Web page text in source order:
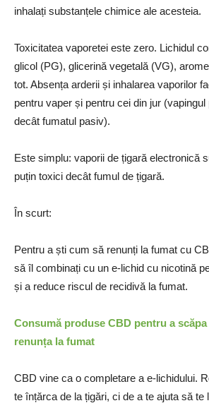
inhalați substanțele chimice ale acesteia.
Toxicitatea vaporetei este zero. Lichidul
glicol (PG), glicerină vegetală (VG),
tot. Absența arderii și inhalarea vaporilor
pentru vaper și pentru cei din jur
decât fumatul pasiv).
Este simplu: vaporii de țigară electronică
puțin toxici decât fumul de țigară.
În scurt:
Pentru a ști cum să renunți la fumat cu
să îl combinați cu un e-lichid cu nicotină
și a reduce riscul de recidivă la fumat.
Consumă produse CBD pentru a
renunța la fumat
CBD vine ca o completare a e-lichidului.
te înțărca de la țigări, ci de a te ajuta să te